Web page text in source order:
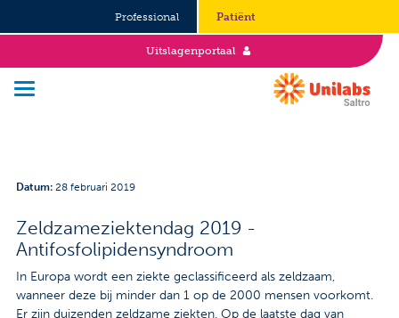
Professional Patiënt
Uitslagenportaal
Duurzaamheid en Good Governance
Werken bij
Datum: 28 februari 2019
Zeldzameziektendag 2019 -
Antifosfolipidensyndroom
In Europa wordt een ziekte geclassificeerd als zeldzaam,
wanneer deze bij minder dan 1 op de 2000 mensen voorkomt.
Er zijn duizenden zeldzame ziekten. Op de laatste dag van